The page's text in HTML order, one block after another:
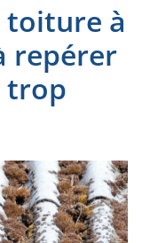
toiture à
repérer
trop